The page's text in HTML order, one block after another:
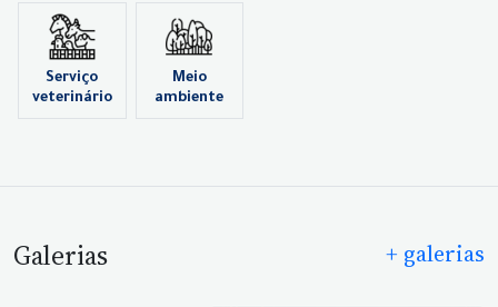
Serviço
veterinário
Meio
ambiente
Galerias + galerias